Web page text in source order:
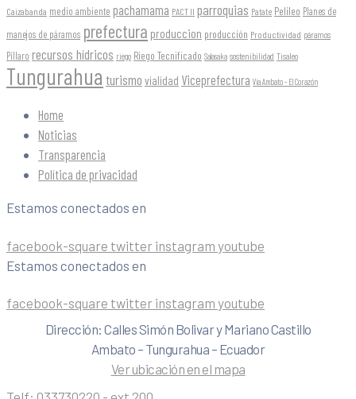
Caizabanda medio ambiente pachamama PACT II parroquias Patate Pelileo Planes de
manejos de páramos prefectura produccion producción Productividad páramos
Píllaro recursos hídricos riego Riego Tecnificado Salasaka sostenibilidad Tisaleo
Tungurahua turismo vialidad Viceprefectura Vía Ambato - El Corazón
Home
Noticias
Transparencia
Política de privacidad
Estamos conectados en
facebook-square twitter instagram youtube
Estamos conectados en
facebook-square twitter instagram youtube
Dirección: Calles Simón Bolivar y Mariano Castillo
Ambato – Tungurahua – Ecuador
Ver ubicación en el mapa